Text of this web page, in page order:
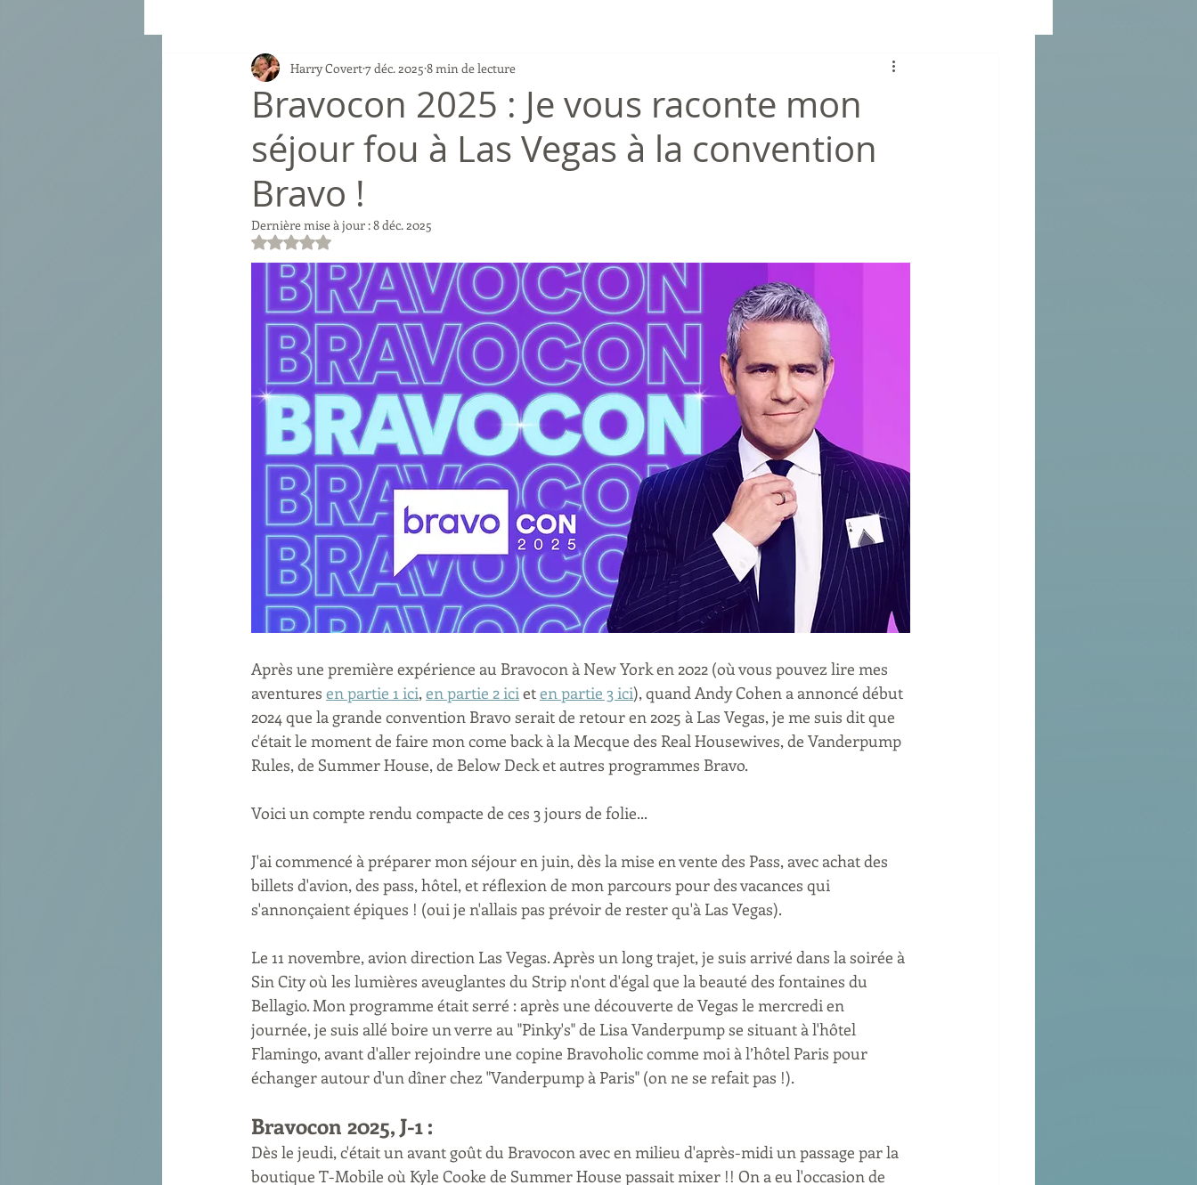
Bravocon 2025 : Je vous raconte mon
séjour fou à Las Vegas à la convention
Bravo !
Harry Covert7 déc. 2025 8 min de lecture
Dernière mise à jour :8 déc. 2025
Noté NaN étoiles sur 5.
Après une première expérience au Bravocon à New York en 2022 (où vous pouvez lire mes
aventures en partie 1 ici, en partie 2 ici et en partie 3 ici), quand Andy Cohen a annoncé début
2024 que la grande convention Bravo serait de retour en 2025 à Las Vegas, je me suis dit que
c'était le moment de faire mon come back à la Mecque des Real Housewives, de Vanderpump
Rules, de Summer House, de Below Deck et autres programmes Bravo.
Voici un compte rendu compacte de ces 3 jours de folie...
J'ai commencé à préparer mon séjour en juin, dès la mise en vente des Pass, avec achat des
billets d'avion, des pass, hôtel, et réflexion de mon parcours pour des vacances qui
s'annonçaient épiques ! (oui je n'allais pas prévoir de rester qu'à Las Vegas).
Le 11 novembre, avion direction Las Vegas. Après un long trajet, je suis arrivé dans la soirée à
Sin City où les lumières aveuglantes du Strip n'ont d'égal que la beauté des fontaines du
Bellagio. Mon programme était serré : après une découverte de Vegas le mercredi en
journée, je suis allé boire un verre au "Pinky's" de Lisa Vanderpump se situant à l'hôtel
Flamingo, avant d'aller rejoindre une copine Bravoholic comme moi à l’hôtel Paris pour
échanger autour d'un dîner chez "Vanderpump à Paris" (on ne se refait pas !).
Bravocon 2025, J-1 :
Dès le jeudi, c'était un avant goût du Bravocon avec en milieu d'après-midi un passage par la
boutique T-Mobile où Kyle Cooke de Summer House passait mixer !! On a eu l'occasion de